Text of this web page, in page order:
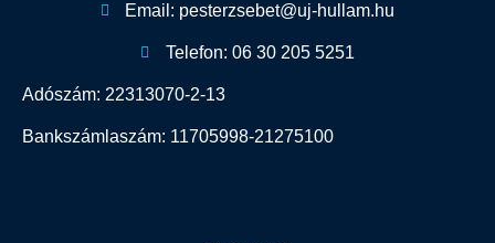
Email: pesterzsebet@uj-hullam.hu
Telefon: 06 30 205 5251
Adószám: 22313070-2-13
Bankszámlaszám: 11705998-21275100